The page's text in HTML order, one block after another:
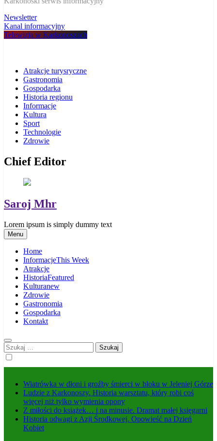
Newsletter
Kanal informacyjny
Telewizja w Karkonoszach
Atrakcje turysryczne
Gastronomia
Gospodarka
Historia regionu
Informacje
Kultura
Sport
Technologie
Zdrowie
Chief Editor
Saroj Mhr
Lorem ipsum is simply dummy text
Menu
Home
InformacjeThis Week
Atrakcje
HistoriaFeatured
Kulturanew
Zdrowie
Gastronomia
Gospodarka
Kontakt
Szukaj:
Wiatrówka w dłoni i groźby śmierci w bloku w Jeleniej Górze
Ludzie z Karkonoszy. Historia warsztatu, który robi coś
więcej niż tylko wymienia opony
Z miłości do książek… i na minusie. Dramat małej księgarni
Historia odwagi z Azji Środkowej. Opowieść na Dzień
Kobiet